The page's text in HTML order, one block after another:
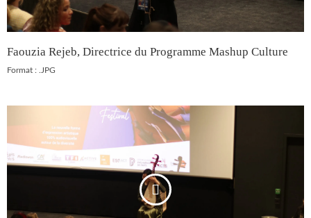
Faouzia Rejeb, Directrice du Programme Mashup Culture
Format : .JPG